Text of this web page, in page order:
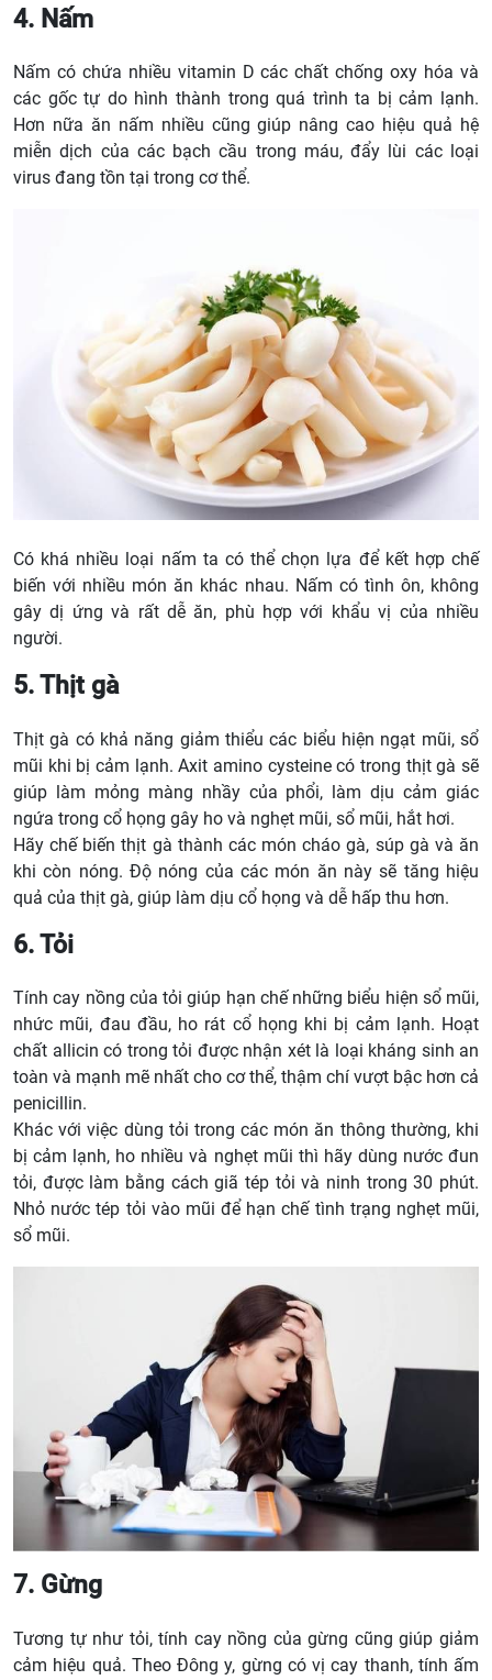
4. Nấm
Nấm có chứa nhiều vitamin D các chất chống oxy hóa và
các gốc tự do hình thành trong quá trình ta bị cảm lạnh.
Hơn nữa ăn nấm nhiều cũng giúp nâng cao hiệu quả hệ
miễn dịch của các bạch cầu trong máu, đẩy lùi các loại
virus đang tồn tại trong cơ thể.
Có khá nhiều loại nấm ta có thể chọn lựa để kết hợp chế
biến với nhiều món ăn khác nhau. Nấm có tình ôn, không
gây dị ứng và rất dễ ăn, phù hợp với khẩu vị của nhiều
người.
5. Thịt gà
Thịt gà có khả năng giảm thiểu các biểu hiện ngạt mũi, sổ
mũi khi bị cảm lạnh. Axit amino cysteine có trong thịt gà sẽ
giúp làm mỏng màng nhầy của phổi, làm dịu cảm giác
ngứa trong cổ họng gây ho và nghẹt mũi, sổ mũi, hắt hơi.
Hãy chế biến thịt gà thành các món cháo gà, súp gà và ăn
khi còn nóng. Độ nóng của các món ăn này sẽ tăng hiệu
quả của thịt gà, giúp làm dịu cổ họng và dễ hấp thu hơn.
6. Tỏi
Tính cay nồng của tỏi giúp hạn chế những biểu hiện sổ mũi,
nhức mũi, đau đầu, ho rát cổ họng khi bị cảm lạnh. Hoạt
chất allicin có trong tỏi được nhận xét là loại kháng sinh an
toàn và mạnh mẽ nhất cho cơ thể, thậm chí vượt bậc hơn cả
penicillin.
Khác với việc dùng tỏi trong các món ăn thông thường, khi
bị cảm lạnh, ho nhiều và nghẹt mũi thì hãy dùng nước đun
tỏi, được làm bằng cách giã tép tỏi và ninh trong 30 phút.
Nhỏ nước tép tỏi vào mũi để hạn chế tình trạng nghẹt mũi,
sổ mũi.
7. Gừng
Tương tự như tỏi, tính cay nồng của gừng cũng giúp giảm
cảm hiệu quả. Theo Đông y, gừng có vị cay thanh, tính ấm